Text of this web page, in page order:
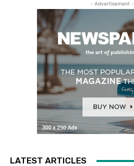
- Advertisement -
LATEST ARTICLES